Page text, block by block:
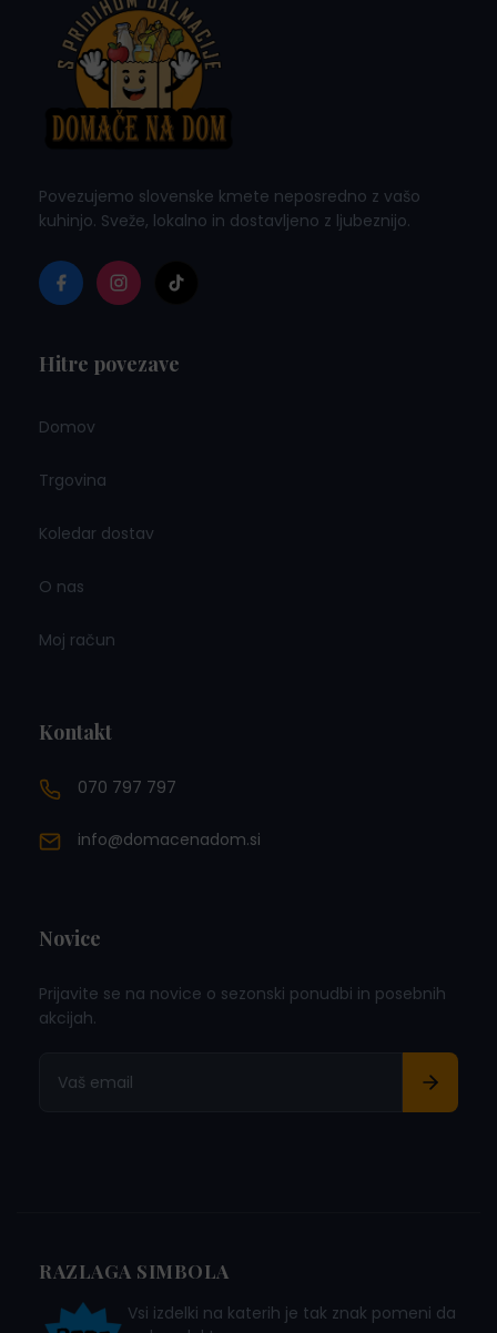
Povezujemo slovenske kmete neposredno z vašo
kuhinjo. Sveže, lokalno in dostavljeno z ljubeznijo.
Hitre povezave
Domov
Trgovina
Koledar dostav
O nas
Moj račun
Kontakt
070 797 797
info@domacenadom.si
Novice
Prijavite se na novice o sezonski ponudbi in posebnih
akcijah.
RAZLAGA SIMBOLA
Vsi izdelki na katerih je tak znak pomeni da